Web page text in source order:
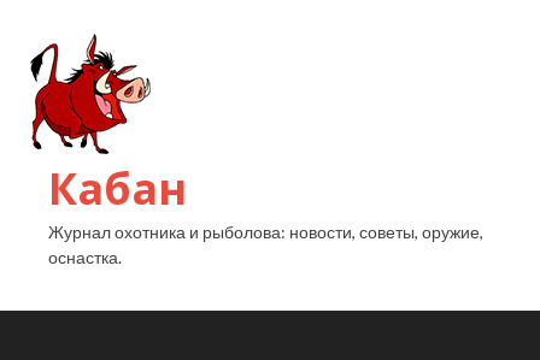
Кабан
Журнал охотника и рыболова: новости, советы, оружие,
оснастка.